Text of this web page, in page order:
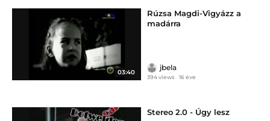
03:40
Rúzsa Magdi-Vigyázz a
madárra
jbela
394 views 16 éve
Stereo 2.0 - Úgy lesz